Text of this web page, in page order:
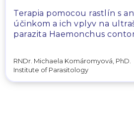
Terapia pomocou rastlín s
účinkom a ich vplyv na
parazita Haemonchus
RNDr. Michaela Komáromyová, PhD.
Institute of Parasitology